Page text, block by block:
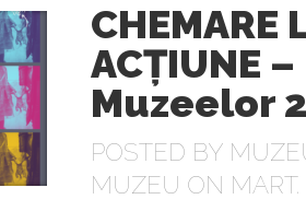
CHEMARE
ACȚIUNE
Muzeelor
POSTED BY
MUZEU ON MART.